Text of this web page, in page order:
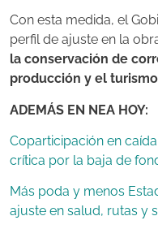
Con esta medida, el
perfil de ajuste en la
la conservación de
producción y el
ADEMÁS EN NEA HOY:
Coparticipación en
crítica por la baja de
Más poda y menos
ajuste en salud, rutas y